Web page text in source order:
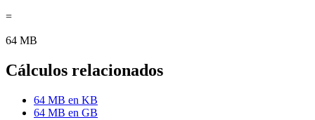
=
64 MB
Cálculos relacionados
64 MB en KB
64 MB en GB